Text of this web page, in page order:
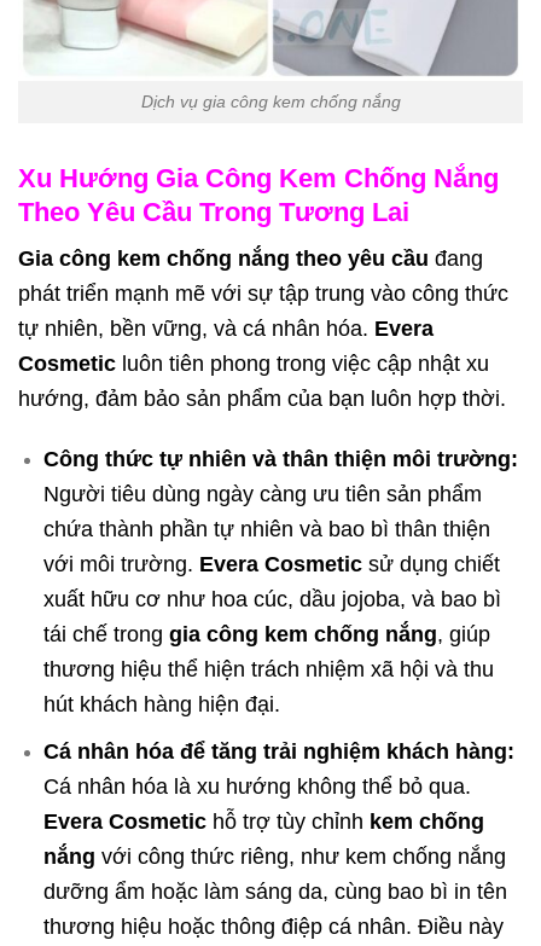
Dịch vụ gia công kem chống nắng
Xu Hướng Gia Công Kem Chống Nắng
Theo Yêu Cầu Trong Tương Lai
Gia công kem chống nắng theo yêu cầu đang
phát triển mạnh mẽ với sự tập trung vào công thức
tự nhiên, bền vững, và cá nhân hóa. Evera
Cosmetic luôn tiên phong trong việc cập nhật xu
hướng, đảm bảo sản phẩm của bạn luôn hợp thời.
Công thức tự nhiên và thân thiện môi trường:
Người tiêu dùng ngày càng ưu tiên sản phẩm
chứa thành phần tự nhiên và bao bì thân thiện
với môi trường. Evera Cosmeticsử dụng chiết
xuất hữu cơ như hoa cúc, dầu jojoba, và bao bì
tái chế trong gia công kem chống nắng, giúp
thương hiệu thể hiện trách nhiệm xã hội và thu
hút khách hàng hiện đại.
Cá nhân hóa để tăng trải nghiệm khách hàng:
Cá nhân hóa là xu hướng không thể bỏ qua.
Evera Cosmetichỗ trợ tùy chỉnh kem chống
nắng với công thức riêng, như kem chống nắng
dưỡng ẩm hoặc làm sáng da, cùng bao bì in tên
thương hiệu hoặc thông điệp cá nhân. Điều này